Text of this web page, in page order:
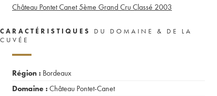
Château Pontet Canet 5ème Grand Cru Classé 2003
CARACTÉRISTIQUES
DU DOMAINE & DE LA
CUVÉE
Région : Bordeaux
Domaine :Château Pontet-Canet